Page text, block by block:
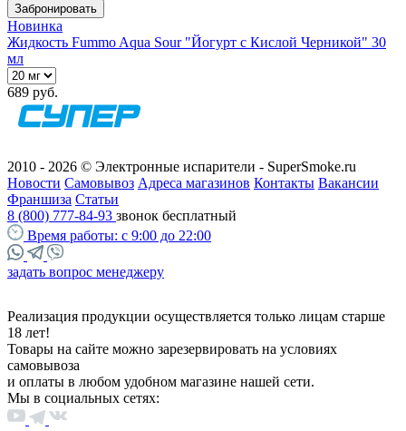
Забронировать
Новинка
Жидкость Fummo Aqua Sour "Йогурт с Кислой Черникой" 30
мл
689 руб.
2010 - 2026 © Электронные испарители - SuperSmoke.ru
Новости Самовывоз Адреса магазинов Контакты Вакансии
Франшиза Статьи
8 (800) 777-84-93 звонок бесплатный
Время работы: с 9:00 до 22:00
задать вопрос менеджеру
Реализация продукции осуществляется только лицам старше
18 лет!
Товары на сайте можно зарезервировать на условиях
самовывоза
и оплаты в любом удобном магазине нашей сети.
Мы в социальных сетях: